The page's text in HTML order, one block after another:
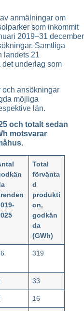
anmälningar om
som inkommit
2019–31 december
Samtliga
landets 21
det underlag som
och ansökningar
möjliga
län.
och totalt sedan
motsvarar
Total
förvänta
d
produkti
on,
godkän
da
(GWh)
319
33
16